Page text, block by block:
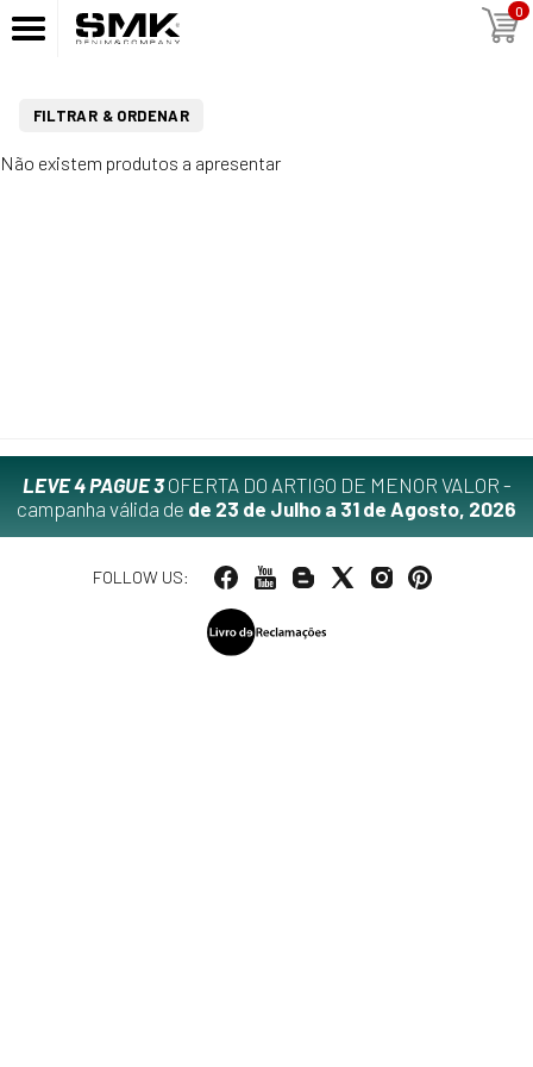
0
FILTRAR & ORDENAR
Não existem produtos a apresentar
LEVE 4 PAGUE 3OFERTA DO ARTIGO DE MENOR VALOR -
campanha válida de de 23 de Julho a 31 de Agosto, 2026
FOLLOW US: